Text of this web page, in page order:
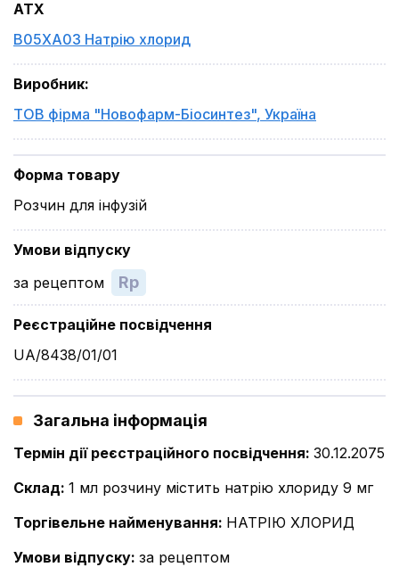
ATX
B05XA03 Натрію хлорид
Виробник:
ТОВ фірма "Новофарм-Біосинтез", Україна
Форма товару
Розчин для інфузій
Умови відпуску
за рецептом
Rp
Реєстраційне посвідчення
UA/8438/01/01
Загальна інформація
Термін дії реєстраційного посвідчення: 30.12.2075
Склад: 1 мл розчину містить натрію хлориду 9 мг
Торгівельне найменування: НАТРІЮ ХЛОРИД
Умови відпуску: за рецептом